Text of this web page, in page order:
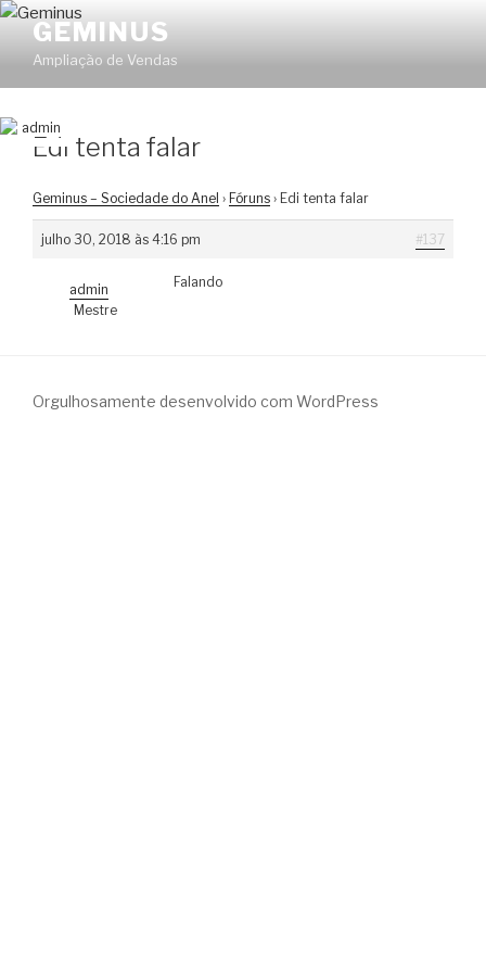
Pular
conteúdo
GEMINUS
Ampliação de Vendas
Edi tenta falar
Geminus – Sociedade do Anel › Fóruns › Edi tenta falar
julho 30, 2018 às 4:16 pm #137
admin
Mestre
Falando
Orgulhosamente desenvolvido com WordPress